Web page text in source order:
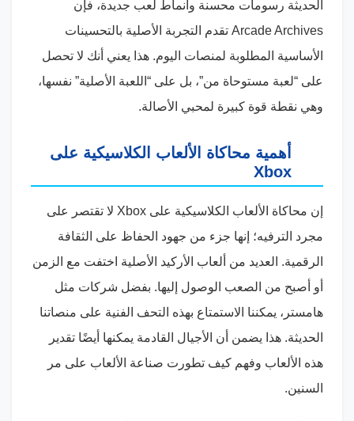
الحديثة رسومات محسنة وأنماط لعب جديدة، فإن
Arcade Archives تقدم التجربة الأصلية بالتحسينات
الأساسية المطلوبة لمنصات اليوم. هذا يعني أنك لا تحصل
على “لعبة مستوحاة من”، بل على “اللعبة الأصلية” نفسها،
وهي نقطة قوة كبيرة لمحبي الأصالة.
أهمية محاكاة الألعاب الكلاسيكية على
Xbox
إن محاكاة الألعاب الكلاسيكية على Xbox لا تقتصر على
مجرد الترفيه؛ إنها جزء من جهود الحفاظ على الثقافة
الرقمية. العديد من ألعاب الأركيد الأصلية اختفت مع الزمن
أو أصبح من الصعب الوصول إليها. بفضل شركات مثل
هامستر، يمكننا الاستمتاع بهذه التحف الفنية على منصاتنا
الحديثة. هذا يضمن أن الأجيال القادمة يمكنها أيضًا تقدير
هذه الألعاب وفهم كيف تطورت صناعة الألعاب على مر
السنين.